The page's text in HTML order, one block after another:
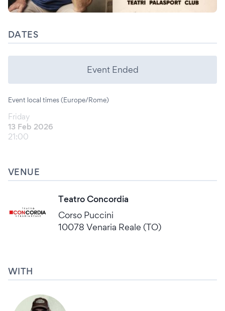
DATES
Event Ended
Event local times (Europe/Rome)
Friday
13 Feb 2026
21:00
VENUE
Teatro Concordia
Corso Puccini
10078 Venaria Reale (TO)
WITH